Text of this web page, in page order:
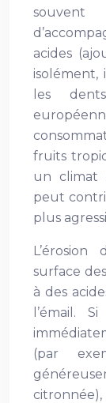
acides
isolément,
les
fruits
un climat
peut
plus
surface
à des
l’émail.
(par